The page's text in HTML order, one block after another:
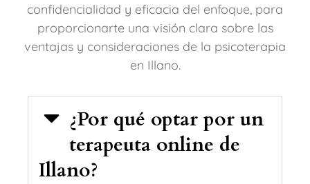
confidencialidad y eficacia del enfoque, para
proporcionarte una visión clara sobre las
ventajas y consideraciones de la psicoterapia
en Illano.
¿Por qué optar por un
terapeuta online de
Illano?